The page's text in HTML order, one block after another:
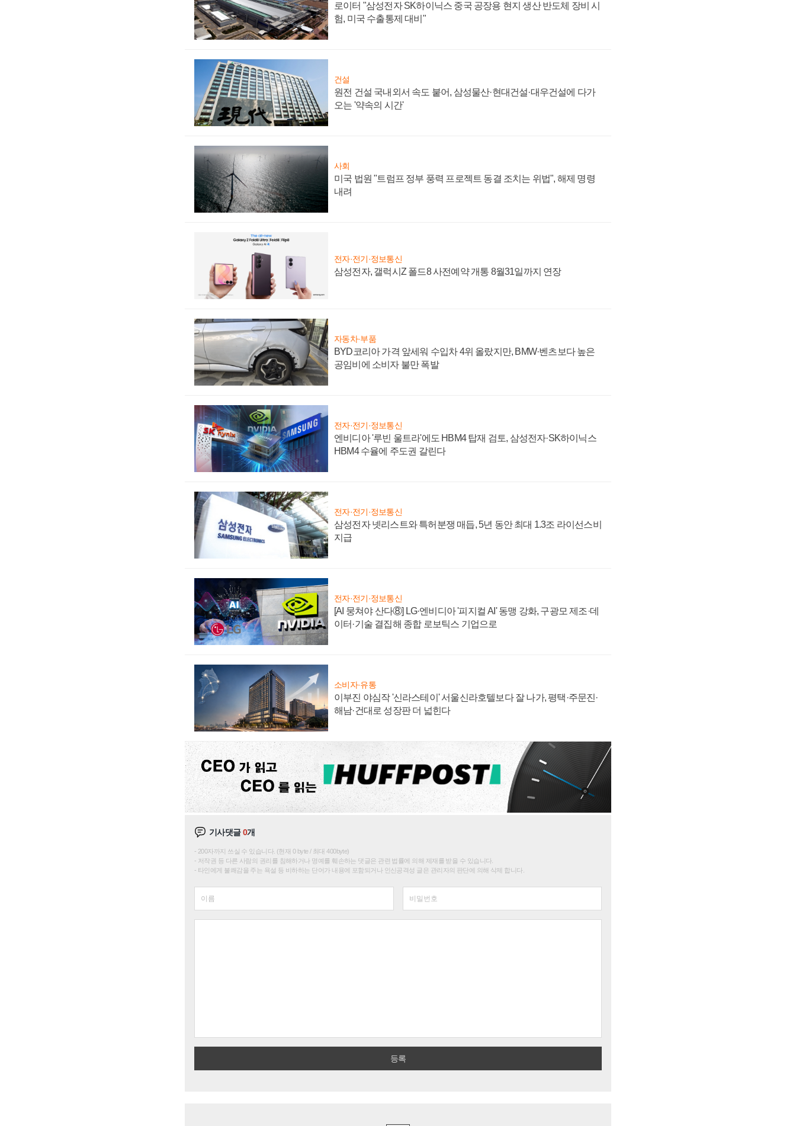
로이터 "삼성전자 SK하이닉스 중국 공장용 현지 생산 반도체 장비 시
험, 미국 수출통제 대비"
건설
원전 건설 국내외서 속도 붙어, 삼성물산·현대건설·대우건설에 다가
오는 '약속의 시간'
사회
미국 법원 "트럼프 정부 풍력 프로젝트 동결 조치는 위법", 해제 명령
내려
전자·전기·정보통신
삼성전자, 갤럭시Z 폴드8 사전예약 개통 8월31일까지 연장
자동차·부품
BYD코리아 가격 앞세워 수입차 4위 올랐지만, BMW·벤츠보다 높은
공임비에 소비자 불만 폭발
전자·전기·정보통신
엔비디아 '루빈 울트라'에도 HBM4 탑재 검토, 삼성전자·SK하이닉스
HBM4 수율에 주도권 갈린다
전자·전기·정보통신
삼성전자 넷리스트와 특허분쟁 매듭, 5년 동안 최대 1.3조 라이선스비
지급
전자·전기·정보통신
[AI 뭉쳐야 산다⑧] LG·엔비디아 '피지컬 AI' 동맹 강화, 구광모 제조·데
이터·기술 결집해 종합 로보틱스 기업으로
소비자·유통
이부진 야심작 '신라스테이' 서울신라호텔보다 잘 나가, 평택·주문진·
해남·건대로 성장판 더 넓힌다
기사댓글0개
200자까지 쓰실 수 있습니다. (현재 0 byte / 최대 400byte)
저작권 등 다른 사람의 권리를 침해하거나 명예를 훼손하는 댓글은 관련 법률에 의해 제재를 받을 수 있습니다.
타인에게 불쾌감을 주는 욕설 등 비하하는 단어가 내용에 포함되거나 인신공격성 글은 관리자의 판단에 의해 삭제 합니다.